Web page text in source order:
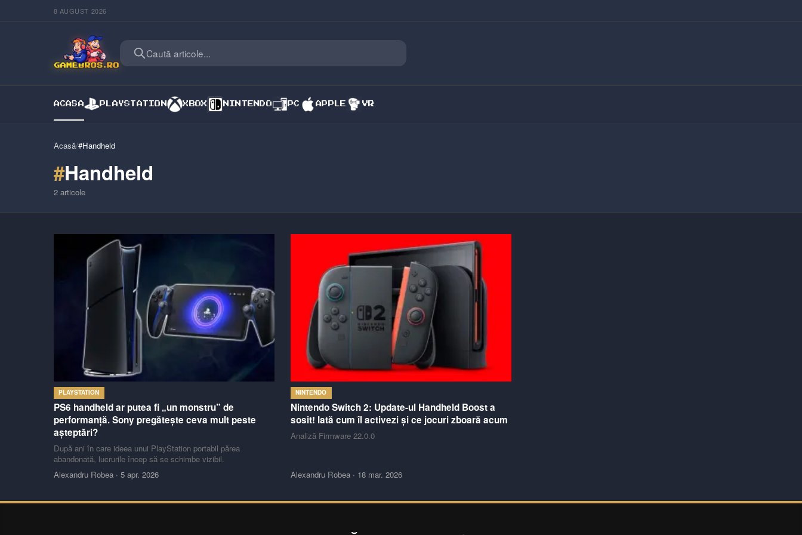
8 AUGUST 2026
Caută articole...
ACASA PLAYSTATION XBOX NINTENDO PC APPLE VR
Acasă/#Handheld
#Handheld
2articole
PLAYSTATION
PS6 handheld ar putea fi „un monstru” de
performanță. Sony pregătește ceva mult peste
așteptări?
După ani în care ideea unui PlayStation portabil părea
abandonată, lucrurile încep să se schimbe vizibil.
Alexandru Robea· 5 apr. 2026
NINTENDO
Nintendo Switch 2: Update-ul Handheld Boost a
sosit! Iată cum îl activezi și ce jocuri zboară acum
Analiză Firmware 22.0.0
Alexandru Robea· 18 mar. 2026